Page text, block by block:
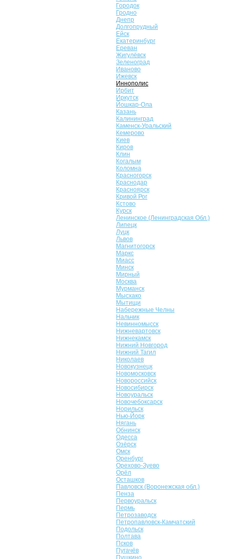
Городок
Гродно
Днепр
Долгопрудный
Ейск
Екатеринбург
Ереван
Жигулёвск
Зеленоград
Иваново
Ижевск
Иннополис
Ирбит
Иркутск
Йошкар-Ола
Казань
Калининград
Каменск-Уральский
Кемерово
Киев
Киров
Клин
Когалым
Коломна
Красногорск
Краснодар
Красноярск
Кривой Рог
Кстово
Курск
Ленинское (Ленинградская Обл.)
Липецк
Луцк
Львов
Магнитогорск
Маркс
Миасс
Минск
Мирный
Москва
Мурманск
Мысхако
Мытищи
Набережные Челны
Нальчик
Невинномысск
Нижневартовск
Нижнекамск
Нижний Новгород
Нижний Тагил
Николаев
Новокузнецк
Новомосковск
Новороссийск
Новосибирск
Новоуральск
Новочебоксарск
Норильск
Нью-Йорк
Нягань
Обнинск
Одесса
Озёрск
Омск
Оренбург
Орехово-Зуево
Орёл
Осташков
Павловск (Воронежская обл.)
Пенза
Первоуральск
Пермь
Петрозаводск
Петропавловск-Камчатский
Подольск
Полтава
Псков
Пугачёв
Пушкино